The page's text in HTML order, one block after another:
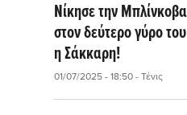
Νίκησε την
στον δεύτερο γύρο
η Σάκκαρη!
01/07/2025 - 18:50 - Τένις